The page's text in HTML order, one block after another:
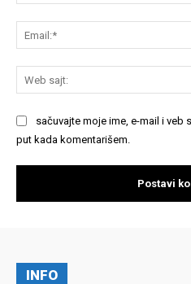
sačuvajte moje ime, e-mail i
put kada komentarišem.
INFO